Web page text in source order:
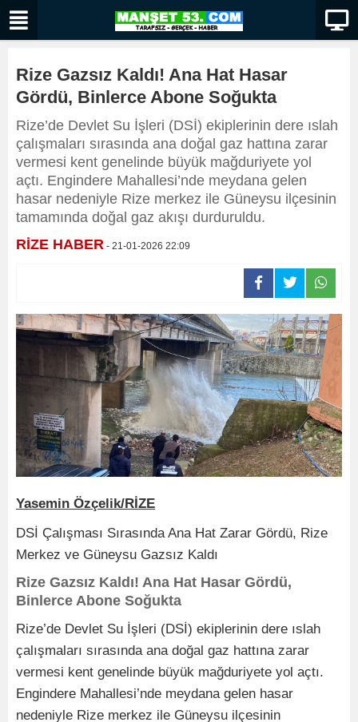
Rize Gazsız Kaldı! Ana Hat Hasar
Gördü, Binlerce Abone Soğukta
Rize’de Devlet Su İşleri (DSİ) ekiplerinin dere ıslah
çalışmaları sırasında ana doğal gaz hattına zarar
vermesi kent genelinde büyük mağduriyete yol
açtı. Engindere Mahallesi’nde meydana gelen
hasar nedeniyle Rize merkez ile Güneysu ilçesinin
tamamında doğal gaz akışı durduruldu.
RİZE HABER - 21-01-2026 22:09
Yasemin Özçelik/RİZE
DSİ Çalışması Sırasında Ana Hat Zarar Gördü, Rize
Merkez ve Güneysu Gazsız Kaldı
Rize Gazsız Kaldı! Ana Hat Hasar Gördü,
Binlerce Abone Soğukta
Rize’de Devlet Su İşleri (DSİ) ekiplerinin dere ıslah
çalışmaları sırasında ana doğal gaz hattına zarar
vermesi kent genelinde büyük mağduriyete yol açtı.
Engindere Mahallesi’nde meydana gelen hasar
nedeniyle Rize merkez ile Güneysu ilçesinin